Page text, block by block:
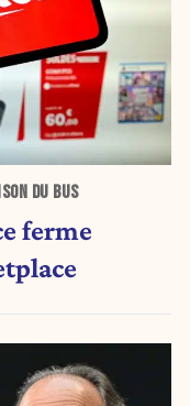
DU BUS
ferme